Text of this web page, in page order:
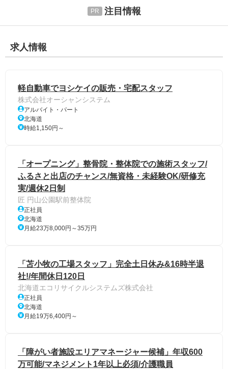
注目情報
求人情報
軽自動車でヨシケイの販売・宅配スタッフ
株式会社オーシャンシステム
アルバイト・パート
北海道
時給1,150円～
「オープニング」整骨院・整体院での施術スタッフ/
ふるさと出店のチャンス/無資格・未経験OK/研修充
実/週休2日制
匠 円山公園駅前整体院
正社員
北海道
月給23万8,000円～35万円
「苫小牧の工場スタッフ」完全土日休み&16時半退
社!/年間休日120日
北海道エコリサイクルシステムズ株式会社
正社員
北海道
月給19万6,400円～
「障がい者施設エリアマネージャー候補」年収600
万可能/マネジメント1年以上必須/介護職員